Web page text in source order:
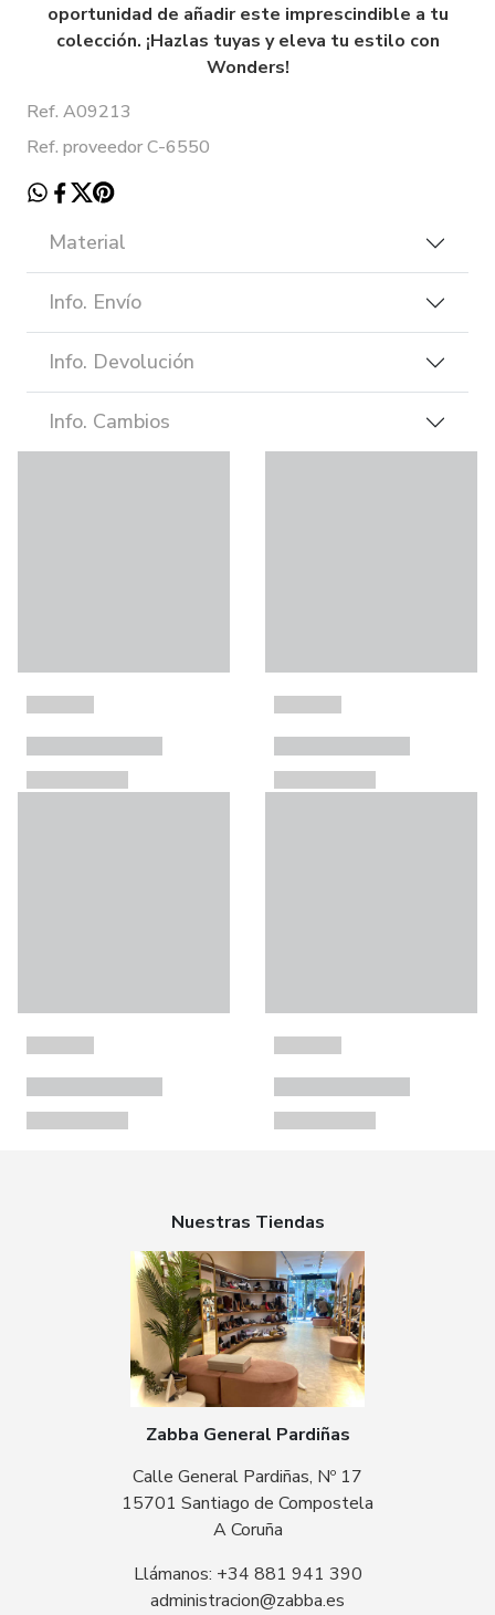
oportunidad de añadir este imprescindible a tu
colección. ¡Hazlas tuyas y eleva tu estilo con
Wonders!
Ref. A09213
Ref. proveedor C-6550
Material
Info. Envío
Info. Devolución
Info. Cambios
Nuestras Tiendas
Zabba General Pardiñas
Calle General Pardiñas, Nº 17
15701 Santiago de Compostela
A Coruña
Llámanos: +34 881 941 390
administracion@zabba.es